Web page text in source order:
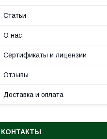
Статьи
О нас
Сертификаты и лицензии
Отзывы
Доставка и оплата
КОНТАКТЫ